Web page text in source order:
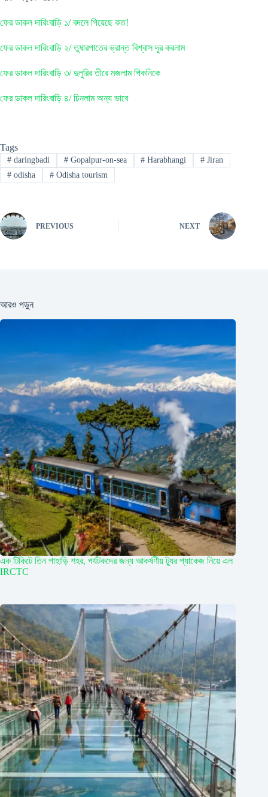
ফের ডাকল দারিংবাড়ি ১/ বদলে গিয়েছে কত!
ফের ডাকল দারিংবাড়ি ২/ তুষারপাতের ভ্রান্ত বিশ্বাস দূর করলাম
ফের ডাকল দারিংবাড়ি ৩/ দুলুরির তীরে মজলাম পিকনিকে
ফের ডাকল দারিংবাড়ি ৪/ চিনলাম অন্য ভাবে
Tags
#daringbadi #Gopalpur-on-sea # Harabhangi # Jiran
#odisha #Odisha tourism
PREVIOUS NEXT
আরও পড়ুন
এক টিকিটে তিন পাহাড়ি শহর, পর্যটকদের জন্য আকর্ষণীয় ট্যুর প্যাকেজ নিয়ে এল
IRCTC